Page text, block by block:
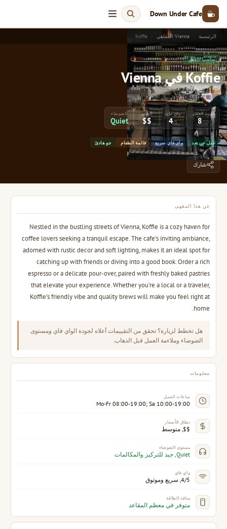
Down Under Cafe
الرئيسية Vienna المقاهي Koffie
مناسب للعمل
Koffie في Vienna
Vienna, Austria
تقييم العمل
8/10
واي فاي
4/5
السعر
$$
الضوضاء
Quiet
عمل عن بعد واي فاي سريع قائمة الطعام جو هادئ
شارك
عن هذا المقهى
Nestled in the bustling streets of Vienna, Koffie is a cozy haven for
coffee lovers seeking a tranquil escape. The cafe's inviting ambiance,
adorned with rustic decor and soft lighting, makes it an ideal spot for
catching up with friends or diving into a good book. Order a rich
espresso or a delicate pour-over, paired with freshly baked pastries
that elevate your experience. Whether you're a local or a traveler,
Koffie's friendly vibe and quality brews will make you feel right at
home.
هل تخطط لزيارة؟ تحقق من التقييمات أعلاه لجودة الواي فاي ومستوى
الضوضاء وملاءمة العمل قبل الذهاب.
معلومات
ساعات العمل
Mo-Fr 08:00-19:00; Sa 10:00-19:00
نطاق الأسعار
$$, متوسط
مستوى الضوضاء
Quiet, جيد للتركيز والمكالمات
واي فاي
4/5, سريع وموثوق
منافذ الطاقة
متوفر في معظم المقاعد